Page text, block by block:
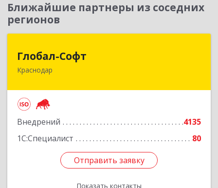
Ближайшие партнеры из соседних
регионов
Глобал-Софт
Краснодар
Внедрений
4135
1С:Специалист
80
Отправить заявку
Показать контакты
350018, Краснодарский край, Краснодар г,
Отправить заявку
Назад